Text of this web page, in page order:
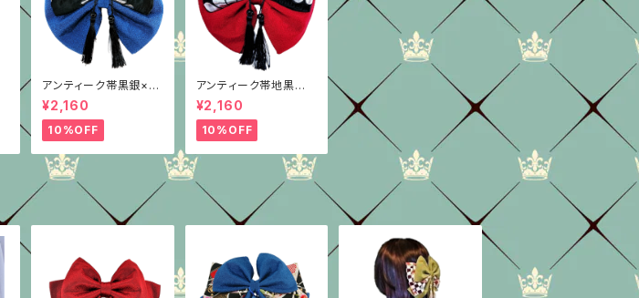
アンティーク帯黒銀×
青/4種/ちりめん/はい
からさんリボン
¥2,160
10%OFF
アンティーク帯地黒銀×
赤/3種/ちりめん/はい
からさんリボン
¥2,160
10%OFF